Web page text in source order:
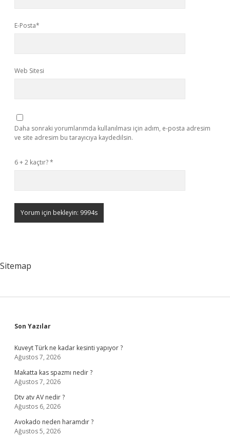
E-Posta*
Web Sitesi
Daha sonraki yorumlarımda kullanılması için adım, e-posta adresim
ve site adresim bu tarayıcıya kaydedilsin.
6 + 2 kaçtır?*
Sitemap
Sidebar
Son Yazılar
Kuveyt Türk ne kadar kesinti yapıyor ?
Ağustos 7, 2026
Makatta kas spazmı nedir ?
Ağustos 7, 2026
Dtv atv AV nedir ?
Ağustos 6, 2026
Avokado neden haramdır ?
Ağustos 5, 2026